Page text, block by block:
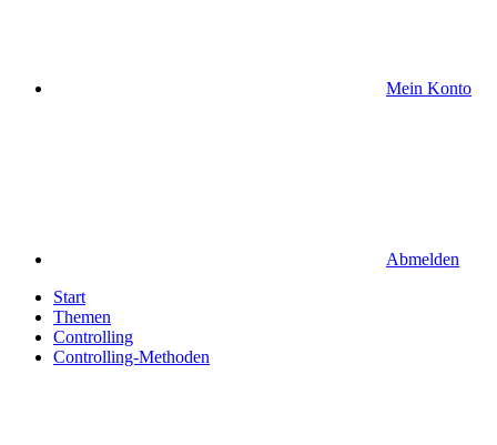
Mein Konto
Abmelden
Start
Themen
Controlling
Controlling-Methoden